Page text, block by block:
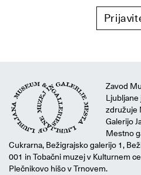
Zavod
Ljubljane
združuje
Galerijo
Mestno
Cukrarna, Bežigrajsko galerijo 1,
001 in Tobačni muzej v Kulturnem
Plečnikovo hišo v Trnovem.